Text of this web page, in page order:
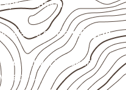
com aselagem
chuva, umidade